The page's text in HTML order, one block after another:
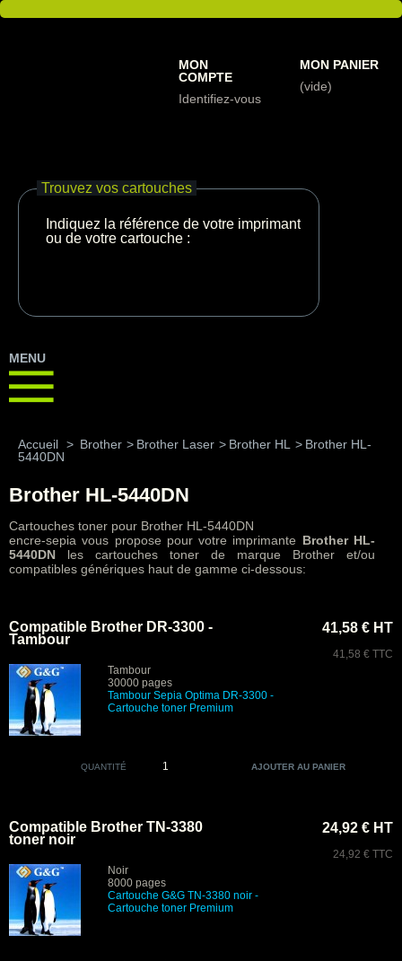
MON
COMPTE
Identifiez-vous
MON PANIER
(vide)
Trouvez vos cartouches
Indiquez la référence de votre imprimante
ou de votre cartouche :
MENU
Accueil > Brother > Brother Laser > Brother HL > Brother HL-
5440DN
Brother HL-5440DN
Cartouches toner pour Brother HL-5440DN
encre-sepia vous propose pour votre imprimante Brother HL-
5440DN les cartouches toner de marque Brother et/ou
compatibles génériques haut de gamme ci-dessous:
Compatible Brother DR-3300 -
Tambour
Tambour
30000 pages
Tambour Sepia Optima DR-3300 -
Cartouche toner Premium
41,58 € HT
41,58 € TTC
QUANTITÉ
Compatible Brother TN-3380
toner noir
Noir
8000 pages
Cartouche G&G TN-3380 noir -
Cartouche toner Premium
24,92 € HT
24,92 € TTC